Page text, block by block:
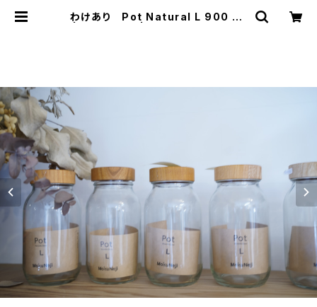
わけあり Pot Natural L 900 ml